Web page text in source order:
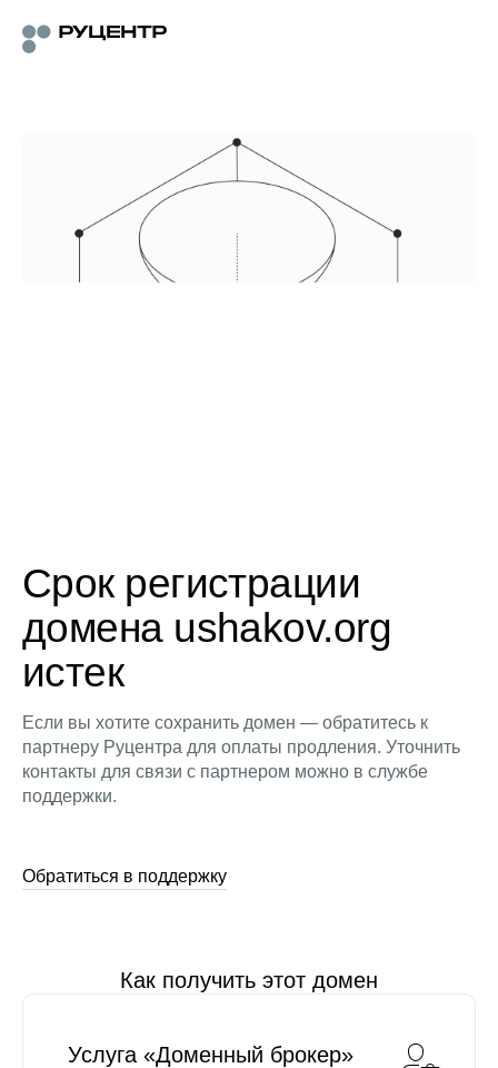
Срок регистрации
домена ushakov.org
истек
Если вы хотите сохранить домен — обратитесь к
партнеру Руцентра для оплаты продления. Уточнить
контакты для связи с партнером можно в службе
поддержки.
Обратиться в поддержку
Как получить этот домен
Услуга «Доменный брокер»